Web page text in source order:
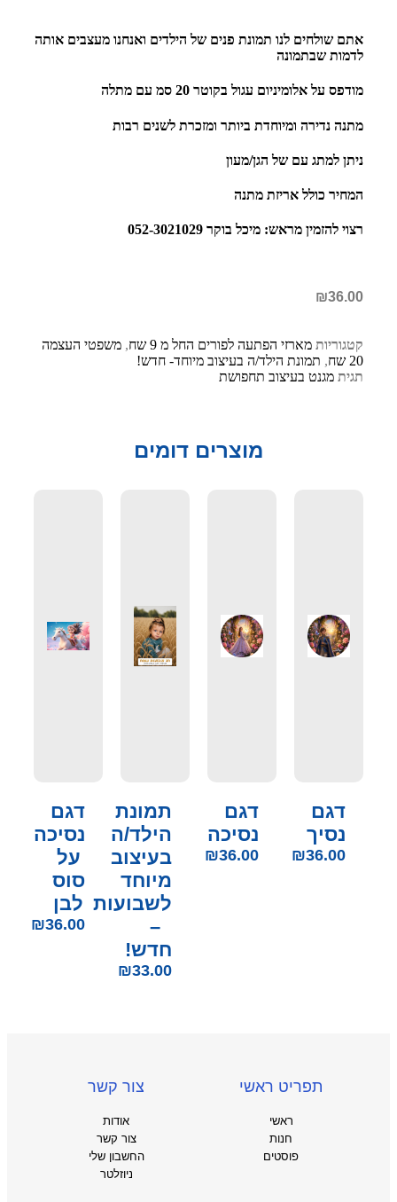
אתם שולחים לנו תמונת פנים של הילדים ואנחנו מעצבים אותה
לדמות שבתמונה
מודפס על אלומיניום עגול בקוטר 20 סמ עם מתלה
מתנה נדירה ומיוחדת ביותר ומזכרת לשנים רבות
ניתן למתג עם של הגן/מעון
המחיר כולל אריזת מתנה
רצוי להזמין מראש: מיכל בוקר 052-3021029
₪36.00
קטגוריות מארזי הפתעה לפורים החל מ 9 שח , משפטי העצמה
20 שח
, תמונת הילד/ה בעיצוב מיוחד- חדש!
תגית מגנט בעיצוב תחפושת
מוצרים דומים
דגם
נסיך
₪36.00
דגם
נסיכה
₪36.00
תמונת
הילד/ה
בעיצוב
מיוחד
לשבועות
–
חדש!
₪33.00
דגם
נסיכה
על
סוס
לבן
₪36.00
תפריט ראשי
ראשי
חנות
פוסטים
צור קשר
אודות
צור קשר
החשבון שלי
ניוזלטר